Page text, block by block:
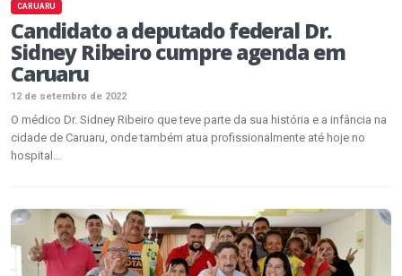
CARUARU
Candidato a deputado federal Dr.
Sidney Ribeiro cumpre agenda em
Caruaru
12 de setembro de 2022
O médico Dr. Sidney Ribeiro que teve parte da sua história e a infância na
cidade de Caruaru, onde também atua profissionalmente até hoje no
hospital...